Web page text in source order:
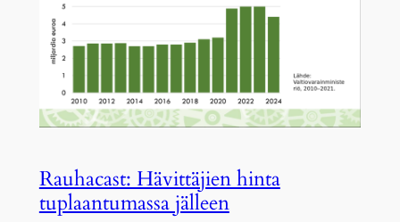
Rauhacast: Hävittäjien hinta
tuplaantumassa jälleen